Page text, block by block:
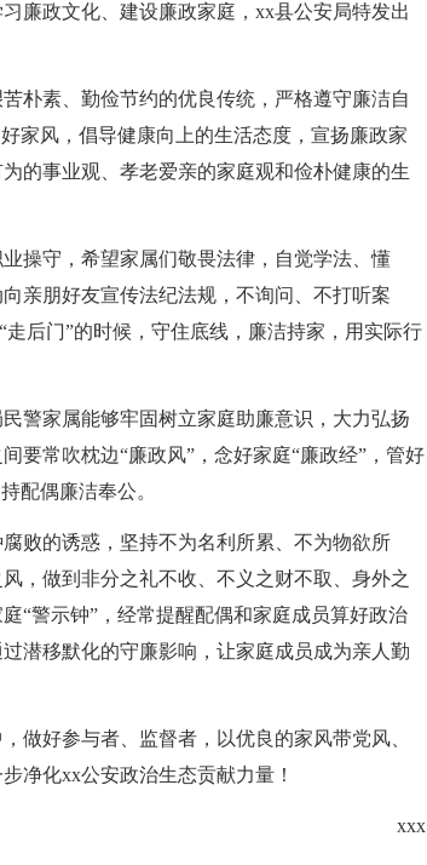
廉政文化、建设廉政家庭，xx县公安局特发出
朴素、勤俭节约的优良传统，严格遵守廉洁自
家风，倡导健康向上的生活态度，宣扬廉政家
的事业观、孝老爱亲的家庭观和俭朴健康的生
操守，希望家属们敬畏法律，自觉学法、懂
亲朋好友宣传法纪法规，不询问、不打听案
后门”的时候，守住底线，廉洁持家，用实际行
警家属能够牢固树立家庭助廉意识，大力弘扬
要常吹枕边“廉政风”，念好家庭“廉政经”，管好
配偶廉洁奉公。
败的诱惑，坚持不为名利所累、不为物欲所
，做到非分之礼不收、不义之财不取、身外之
“警示钟”，经常提醒配偶和家庭成员算好政治
潜移默化的守廉影响，让家庭成员成为亲人勤
做好参与者、监督者，以优良的家风带党风、
净化xx公安政治生态贡献力量！
xxx